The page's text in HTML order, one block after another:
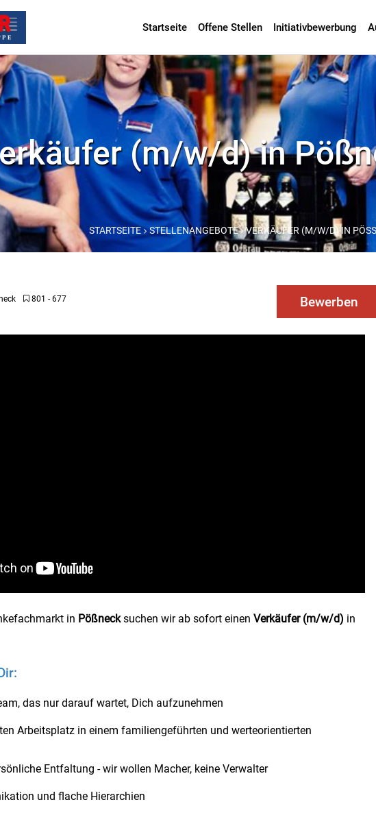
Startseite Offene Stellen Initiativbewerbung
(m/w/d) in
STARTSEITE STELLENANGEBOTE VERKÄUFER (M/W/D) IN
801 - 677 Bewerben
in Pößnecksuchen wir ab sofort einen Verkäufer (m/w/d) in
das nur darauf wartet, Dich aufzunehmen
Arbeitsplatz in einem familiengeführten und werteorientierten
Entfaltung - wir wollen Macher, keine Verwalter
und flache Hierarchien